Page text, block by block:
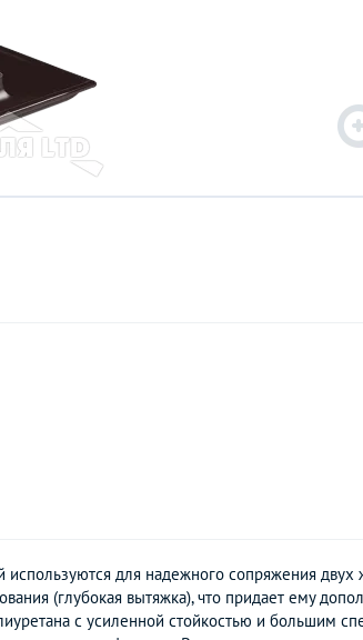
для надежного сопряжения
(глубокая вытяжка), что придает ему
с усиленной стойкостью и большим